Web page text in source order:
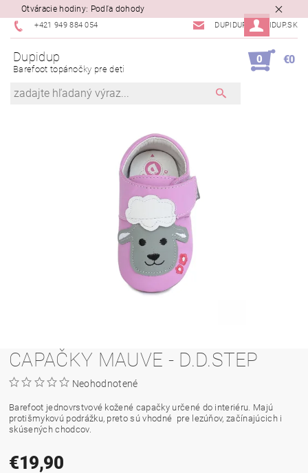
Otváracie hodiny: Podľa dohody
+421 949 884 054 DUPIDUP@DUPIDUP.SK
Dupidup
Barefoot topánočky pre deti
0 €0
CAPAČKY MAUVE - D.D.STEP
Neohodnotené
Barefoot jednovrstvové kožené capačky určené do interiéru. Majú
protišmykovú podrážku, preto sú vhodné pre lezúňov, začínajúcich i
skúsených chodcov.
€19,90